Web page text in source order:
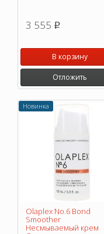
3 555 p
В корзину
Отложить
Новинка
Olaplex No.6 Bond
Smoother
Несмываемый крем